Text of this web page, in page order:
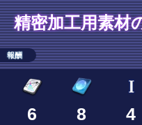
精密加工用素材
報酬
6 8 4